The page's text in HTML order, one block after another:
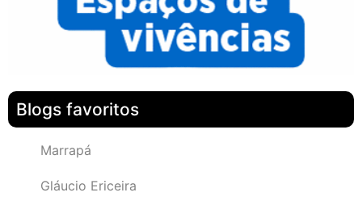
Blogs favoritos
Marrapá
Gláucio Ericeira